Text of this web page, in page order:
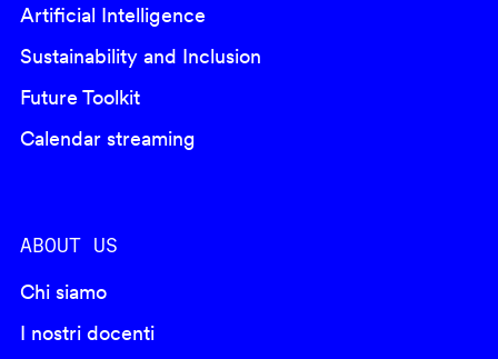
Artificial Intelligence
Sustainability and Inclusion
Future Toolkit
Calendar streaming
ABOUT US
Chi siamo
I nostri docenti